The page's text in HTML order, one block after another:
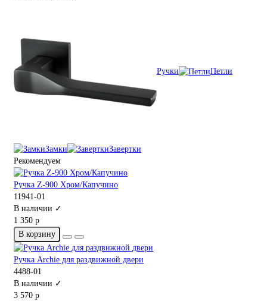
Ручки Петли
Замки
Завертки
Рекомендуем
Ручка Z-900 Хром/Капучино
11941-01
В наличии ✓
1 350 р
В корзину
Ручка Archie для раздвижной двери
4488-01
В наличии ✓
3 570 р